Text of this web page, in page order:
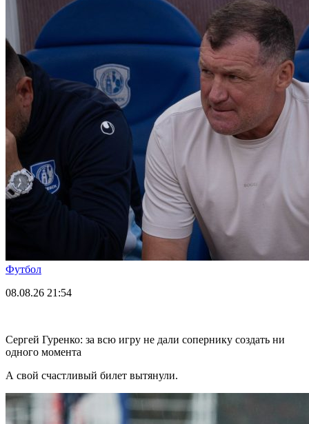
Футбол
08.08.26 21:54
Сергей Гуренко: за всю игру не дали сопернику создать ни
одного момента
А свой счастливый билет вытянули.